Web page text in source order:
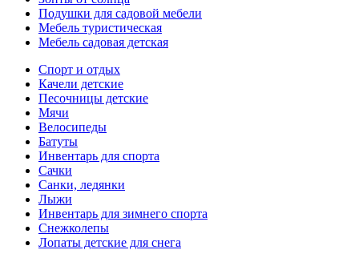
Подушки для садовой мебели
Мебель туристическая
Мебель садовая детская
Спорт и отдых
Качели детские
Песочницы детские
Мячи
Велосипеды
Батуты
Инвентарь для спорта
Сачки
Санки, ледянки
Лыжи
Инвентарь для зимнего спорта
Снежколепы
Лопаты детские для снега